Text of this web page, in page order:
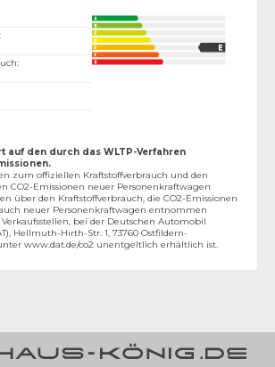
:
:
auf den durch das WLTP-Verfahren
zum offiziellen Kraftstoffverbrauch und den
CO2-Emissionen neuer Personenkraftwagen
über den Kraftstoffverbrauch, die CO2-Emissionen
neuer Personenkraftwagen entnommen
bei der Deutschen Automobil
Hellmuth-Hirth-Str. 1, 73760 Ostfildern-
www.dat.de/co2 unentgeltlich erhältlich ist.